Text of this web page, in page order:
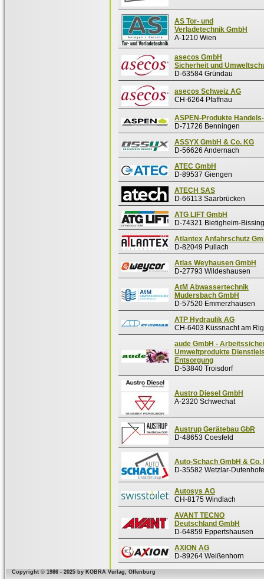
AS Tor- und
Verladetechnik GmbH
A-1210 Wien
asecos GmbH
Sicherheit und
D-63584 Gründau
asecos Schweiz AG
CH-6264 Pfaffnau
ASPEN-Produkte
D-71726 Benningen
ASSYX GmbH & Co. KG
D-56626 Andernach
ATEC GmbH
D-89537 Giengen
ATECH SAS
D-66113 Saarbrücken
ATG LIFT GmbH
D-74321 Bietigheim-
Atlantex Anfahrschutz
D-82049 Pullach
Atlas Weyhausen GmbH
D-27793 Wildeshausen
AtM Abwassertechnik
Mudersbach GmbH
D-57520 Emmerzhausen
ATP Hydraulik AG
CH-6403 Küssnacht am
aude GmbH -
Umweltprodukte
Entsorgung
D-53840 Troisdorf
Austro Diesel GmbH
A-2320 Schwechat
Austrup Gerätebau GbR
D-48653 Coesfeld
Auto-Schach GmbH & Co.
D-35582 Wetzlar-
Autosys AG
CH-8175 Windlach
AVANT TECNO
Deutschland GmbH
D-64859 Eppertshausen
AXION AG
D-89264 Weißenhorn
Copyright © 1986 - 2025 by KOBRA Verlag, Offenburg